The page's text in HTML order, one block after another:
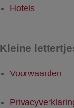
Hotels
Kleine
Voorwaarden